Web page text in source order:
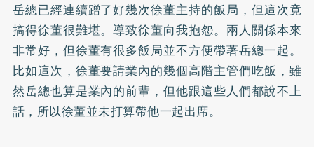
岳總已經連續蹭了好幾次徐董主持的飯局，但這次竟
搞得徐董很難堪。導致徐董向我抱怨。兩人關係本來
非常好，但徐董有很多飯局並不方便帶著岳總一起。
比如這次，徐董要請業內的幾個高階主管們吃飯，雖
然岳總也算是業內的前輩，但他跟這些人們都說不上
話，所以徐董並未打算帶他一起出席。